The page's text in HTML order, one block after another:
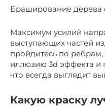
Браширование дерева
Максимум усилий
выступающих частей
пройдитесь по ребрам,
иллюзию 3d эффекта и
что всегда выглядит
Какую краску